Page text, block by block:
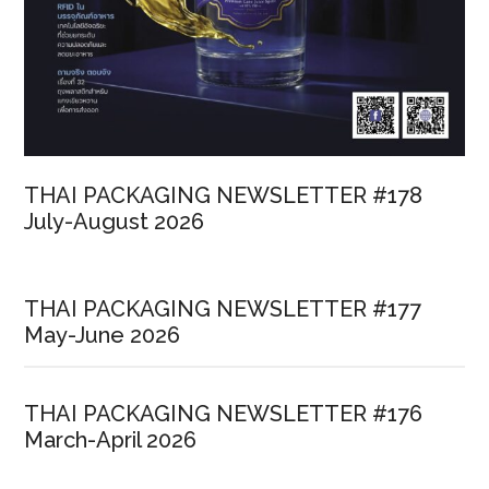
THAI PACKAGING NEWSLETTER #178
July-August 2026
THAI PACKAGING NEWSLETTER #177
May-June 2026
THAI PACKAGING NEWSLETTER #176
March-April 2026